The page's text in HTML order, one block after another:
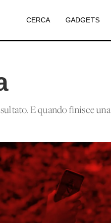
CERCA GADGETS
E quando finisce una